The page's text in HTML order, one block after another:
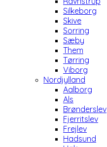
Silkeborg
Skive
Sorring
Sæby
Them
Tørring
Viborg
Nordjylland
Aalborg
Als
Brønderslev
Fjerritslev
Frejlev
Hadsund